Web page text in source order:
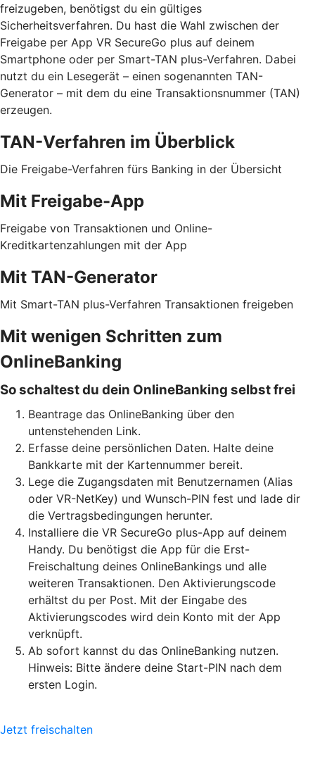
freizugeben, benötigst du ein gültiges
Sicherheitsverfahren. Du hast die Wahl zwischen der
Freigabe per App VR SecureGo plus auf deinem
Smartphone oder per Smart-TAN plus-Verfahren. Dabei
nutzt du ein Lesegerät – einen sogenannten TAN-
Generator – mit dem du eine Transaktionsnummer (TAN)
erzeugen.
TAN-Verfahren im Überblick
Die Freigabe-Verfahren fürs Banking in der Übersicht
Mit Freigabe-App
Freigabe von Transaktionen und Online-
Kreditkartenzahlungen mit der App
Mit TAN-Generator
Mit Smart-TAN plus-Verfahren Transaktionen freigeben
Mit wenigen Schritten zum
OnlineBanking
So schaltest du dein OnlineBanking selbst frei
Beantrage das OnlineBanking über den
untenstehenden Link.
Erfasse deine persönlichen Daten. Halte deine
Bankkarte mit der Kartennummer bereit.
Lege die Zugangsdaten mit Benutzernamen (Alias
oder VR-NetKey) und Wunsch-PIN fest und lade dir
die Vertragsbedingungen herunter.
Installiere die VR SecureGo plus-App auf deinem
Handy. Du benötigst die App für die Erst-
Freischaltung deines OnlineBankings und alle
weiteren Transaktionen. Den Aktivierungscode
erhältst du per Post. Mit der Eingabe des
Aktivierungscodes wird dein Konto mit der App
verknüpft.
Ab sofort kannst du das OnlineBanking nutzen.
Hinweis: Bitte ändere deine Start-PIN nach dem
ersten Login.
Jetzt freischalten